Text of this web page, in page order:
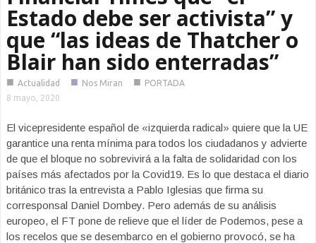
Estado debe ser activista” y
que “las ideas de Thatcher o
Blair han sido enterradas”
■ Actualidad ■ Nos Miran ■ PORTADA
8 mayo, 2020
El vicepresidente español de «izquierda radical» quiere que la UE
garantice una renta mínima para todos los ciudadanos y advierte
de que el bloque no sobrevivirá a la falta de solidaridad con los
países más afectados por la Covid19. Es lo que destaca el diario
británico tras la entrevista a Pablo Iglesias que firma su
corresponsal Daniel Dombey. Pero además de su análisis
europeo, el FT pone de relieve que el líder de Podemos, pese a
los recelos que se desembarco en el gobierno provocó, se ha